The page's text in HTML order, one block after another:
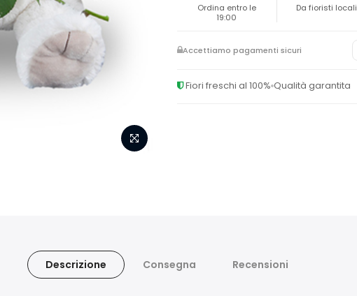
Ordina entro le
19:00
Da fioristi locali
Accettiamo pagamenti sicuri
Fiori freschi al 100% Qualità garantita
Descrizione Consegna Recensioni